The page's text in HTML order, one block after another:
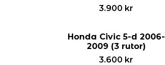
3.900 kr
Honda Civic 5-d 2006-
2009 (3 rutor)
3.600 kr